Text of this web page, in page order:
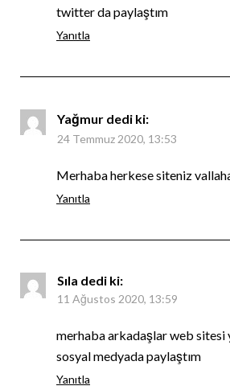
twitter da paylaştım
Yanıtla
Yağmur dedi ki:
24 Temmuz 2020, 13:53
Merhaba herkese siteniz
Yanıtla
Sıla dedi ki:
11 Ağustos 2020, 13:59
merhaba arkadaşlar web sitesi
sosyal medyada paylaştım
Yanıtla